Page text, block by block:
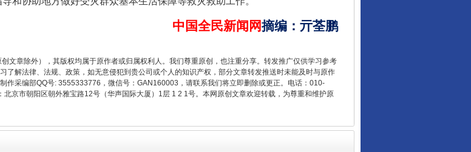
中国全民新闻网摘编 ： 亓荃鹏
文章除外），其版权均属于原作者或归属权利人。我们尊重原创，也注重分享。转发推广仅供学习参考
了解法律、法规、政策，如无意侵犯到贵公司或个人的知识产权，部分文章转发推送时未能及时与原作
作采编部QQ号: 3555333776，微信号：GAN160003，请联系我们将立即删除或更正。电话：010-
京市朝阳区朝外雅宝路12号（华声国际大厦）1层 1 2 1号。本网原创文章欢迎转载，为尊重和维护原
一批国家标准开始实施 从数据变化看反腐深化